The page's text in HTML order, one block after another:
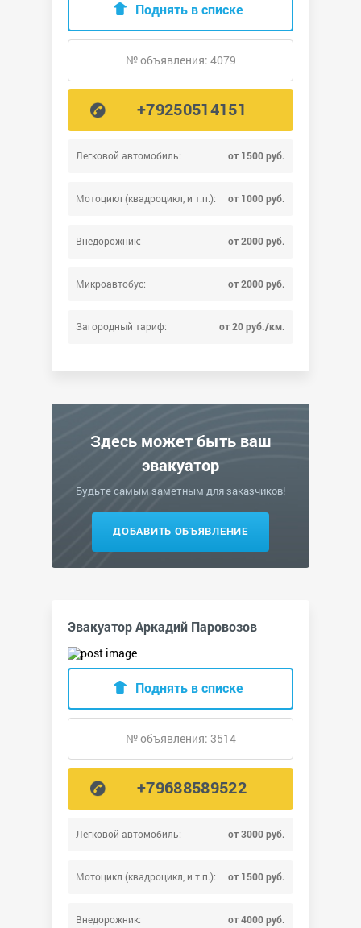
Легковой автомобиль: от 1500 руб.
Мотоцикл (квадроцикл, и т.п.): от 1000 руб.
Внедорожник: от 2000 руб.
Микроавтобус: от 2000 руб.
Загородный тариф: от 20 руб./км.
Поднять в списке
№ объявления: 4079
+79250514151
Здесь может быть ваш
эвакуатор
Будьте самым заметным для заказчиков!
ДОБАВИТЬ ОБЪЯВЛЕНИЕ
Эвакуатор Аркадий Паровозов
Легковой автомобиль: от 3000 руб.
Мотоцикл (квадроцикл, и т.п.): от 1500 руб.
Внедорожник: от 4000 руб.
Поднять в списке
№ объявления: 3514
+79688589522